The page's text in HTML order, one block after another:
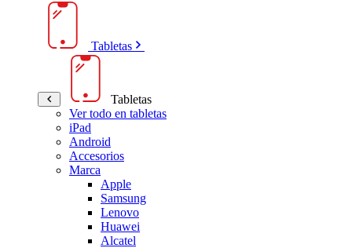
Tabletas
Tabletas
Ver todo en tabletas
iPad
Android
Accesorios
Marca
Apple
Samsung
Lenovo
Huawei
Alcatel